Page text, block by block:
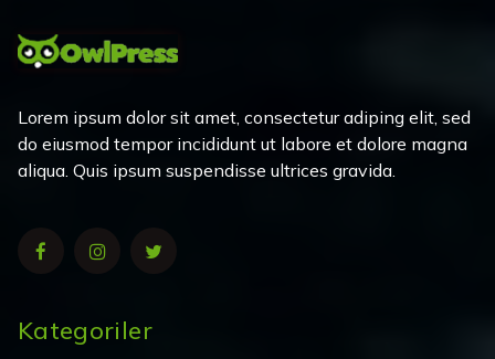
Lorem ipsum dolor sit amet, consectetur adiping elit, sed
do eiusmod tempor incididunt ut labore et dolore magna
aliqua. Quis ipsum suspendisse ultrices gravida.
Kategoriler